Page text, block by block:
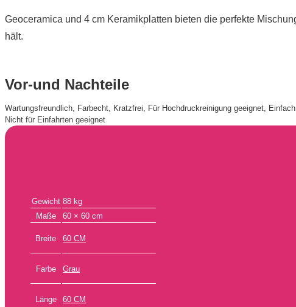
Geoceramica und 4 cm Keramikplatten bieten die perfekte
hält.
Vor-und Nachteile
Wartungsfreundlich, Farbecht, Kratzfrei, Für Hochdruckreinigung geeignet,
Nicht für Einfahrten geeignet
Gewicht 88 kg
Maße
60 × 60 cm
Breite 60 CM
Farbe Grau
Länge 60 CM